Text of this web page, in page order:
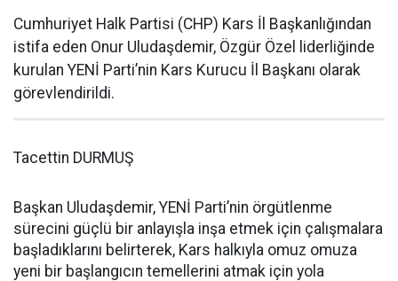
Cumhuriyet Halk Partisi (CHP) Kars İl Başkanlığından
istifa eden Onur Uludaşdemir, Özgür Özel liderliğinde
kurulan YENİ Parti’nin Kars Kurucu İl Başkanı olarak
görevlendirildi.
Tacettin DURMUŞ
Başkan Uludaşdemir, YENİ Parti’nin örgütlenme
sürecini güçlü bir anlayışla inşa etmek için çalışmalara
başladıklarını belirterek, Kars halkıyla omuz omuza
yeni bir başlangıcın temellerini atmak için yola